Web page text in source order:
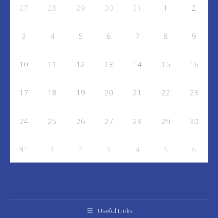
27 28 29 30 31 1 2
3 4 5 6 7 8 9
10 11 12 13 14 15 16
17 18 19 20 21 22 23
24 25 26 27 28 29 30
31 1 2 3 4 5 6
Useful Links